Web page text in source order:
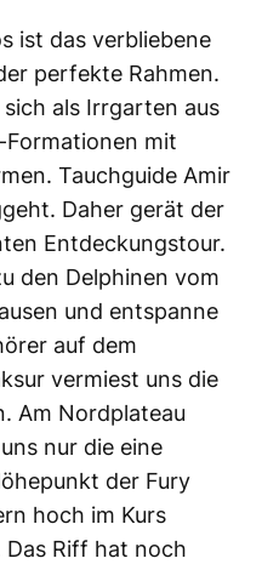
ist das verbliebene
perfekte Rahmen.
als Irrgarten aus
mit
Tauchguide Amir
Daher gerät der
Entdeckungstour.
den Delphinen vom
und entspanne
auf dem
vermiest uns die
Am Nordplateau
nur die eine
der Fury
hoch im Kurs
Das Riff hat noch